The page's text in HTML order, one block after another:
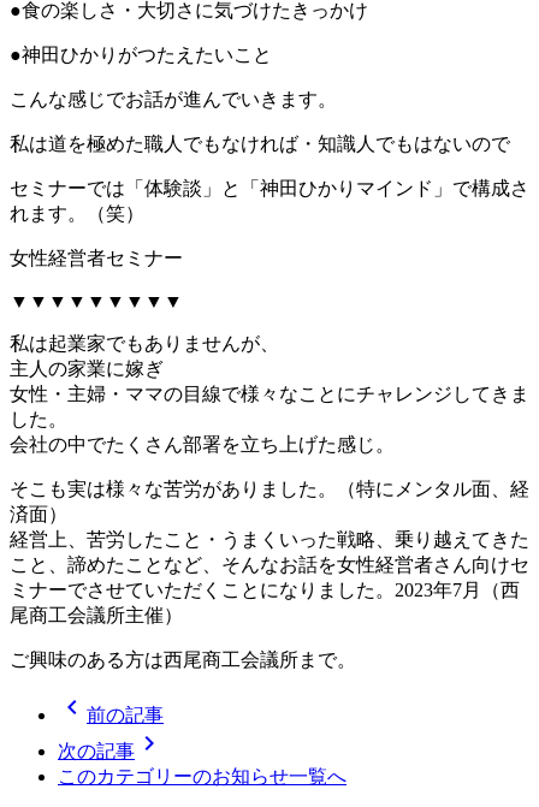
●食の楽しさ・大切さに気づけたきっかけ
●神田ひかりがつたえたいこと
こんな感じでお話が進んでいきます。
私は道を極めた職人でもなければ・知識人でもはないので
セミナーでは「体験談」と「神田ひかりマインド」で構成さ
れます。（笑）
女性経営者セミナー
▼▼▼▼▼▼▼▼▼
私は起業家でもありませんが、
主人の家業に嫁ぎ
女性・主婦・ママの目線で様々なことにチャレンジしてきま
した。
会社の中でたくさん部署を立ち上げた感じ。
そこも実は様々な苦労がありました。（特にメンタル面、経
済面）
経営上、苦労したこと・うまくいった戦略、乗り越えてきた
こと、諦めたことなど、そんなお話を女性経営者さん向けセ
ミナーでさせていただくことになりました。2023年7月（西
尾商工会議所主催）
ご興味のある方は西尾商工会議所まで。
chevron_left 前の記事
次の記事 chevron_right
このカテゴリーのお知らせ一覧へ